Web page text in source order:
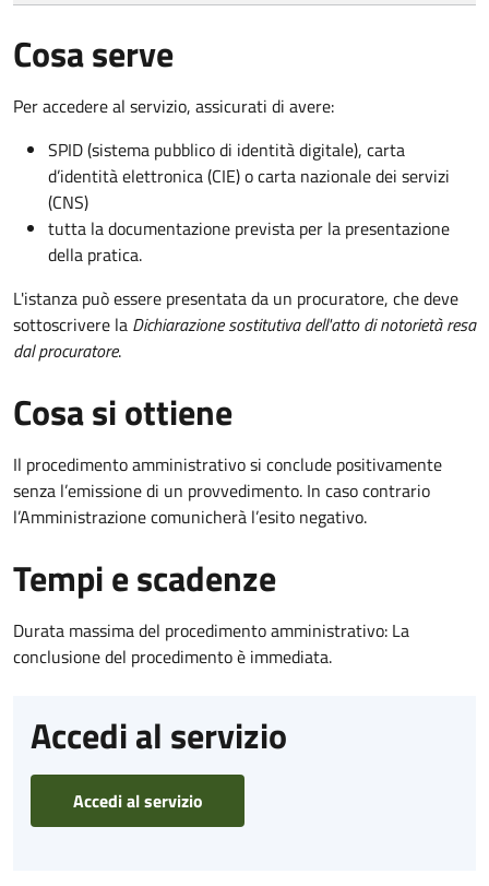
Cosa serve
Per accedere al servizio, assicurati di avere:
SPID (sistema pubblico di identità digitale), carta
d’identità elettronica (CIE) o carta nazionale dei servizi
(CNS)
tutta la documentazione prevista per la presentazione
della pratica.
L'istanza può essere presentata da un procuratore, che deve
sottoscrivere la Dichiarazione sostitutiva dell'atto di notorietà resa
dal procuratore.
Cosa si ottiene
Il procedimento amministrativo si conclude positivamente
senza l’emissione di un provvedimento. In caso contrario
l’Amministrazione comunicherà l’esito negativo.
Tempi e scadenze
Durata massima del procedimento amministrativo: La
conclusione del procedimento è immediata.
Accedi al servizio
Accedi al servizio